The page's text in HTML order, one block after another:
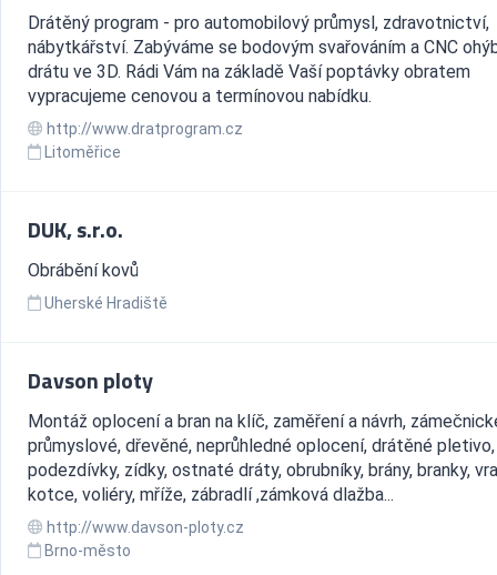
Drátěný program - pro automobilový průmysl, zdravotnictví,
nábytkářství. Zabýváme se bodovým svařováním a CNC
drátu ve 3D. Rádi Vám na základě Vaší poptávky obratem
vypracujeme cenovou a termínovou nabídku.
http://www.dratprogram.cz
Litoměřice
DUK, s.r.o.
Obrábění kovů
Uherské Hradiště
Davson ploty
Montáž oplocení a bran na klíč, zaměření a návrh,
průmyslové, dřevěné, neprůhledné oplocení, drátěné pletivo,
podezdívky, zídky, ostnaté dráty, obrubníky, brány, branky,
kotce, voliéry, mříže, zábradlí ,zámková dlažba...
http://www.davson-ploty.cz
Brno-město